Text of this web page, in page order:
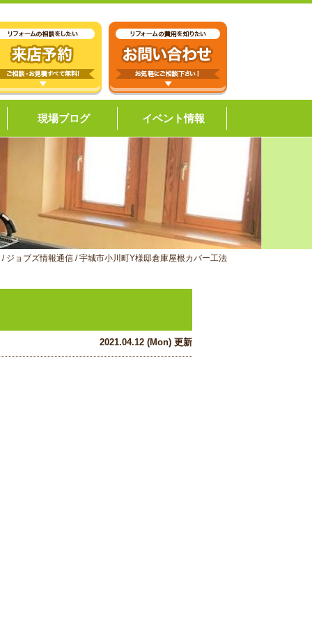
現場ブログ イベント情報
/ ジョブズ情報通信 /宇城市小川町Y様邸倉庫屋根カバー工法
2021.04.12 (Mon) 更新